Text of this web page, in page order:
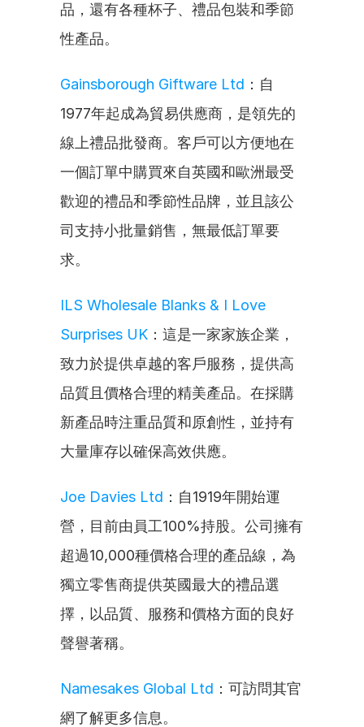
品，還有各種杯子、禮品包裝和季節
性產品。
Gainsborough Giftware Ltd ：自
1977年起成為貿易供應商，是領先的
線上禮品批發商。客戶可以方便地在
一個訂單中購買來自英國和歐洲最受
歡迎的禮品和季節性品牌，並且該公
司支持小批量銷售，無最低訂單要
求。
ILS Wholesale Blanks & I Love
Surprises UK ：這是一家家族企業，
致力於提供卓越的客戶服務，提供高
品質且價格合理的精美產品。在採購
新產品時注重品質和原創性，並持有
大量庫存以確保高效供應。
Joe Davies Ltd ：自1919年開始運
營，目前由員工100%持股。公司擁有
超過10,000種價格合理的產品線，為
獨立零售商提供英國最大的禮品選
擇，以品質、服務和價格方面的良好
聲譽著稱。
Namesakes Global Ltd ：可訪問其官
網了解更多信息。